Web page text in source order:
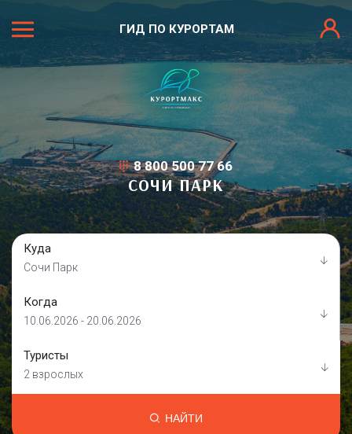
ГИД ПО КУРОРТАМ
8 800 500 77 66
СОЧИ ПАРК
Куда
Сочи Парк
Когда
10.06.2026 - 20.06.2026
Туристы
2 взрослых
НАЙТИ